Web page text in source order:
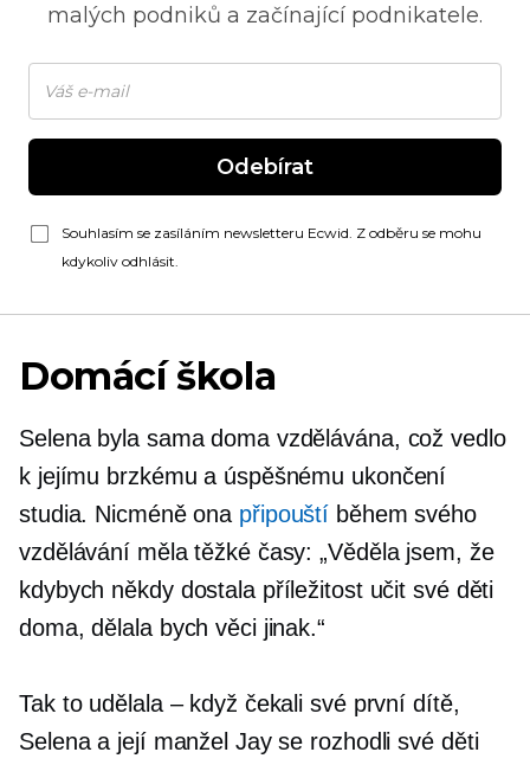
malých podniků a začínající podnikatele.
Odebírat
Souhlasím se zasíláním newsletteru Ecwid. Z odběru se mohu
kdykoliv odhlásit.
Domácí škola
Selena byla sama doma vzdělávána, což vedlo
k jejímu brzkému a úspěšnému ukončení
studia. Nicméně ona připouští během svého
vzdělávání měla těžké časy: „Věděla jsem, že
kdybych někdy dostala příležitost učit své děti
doma, dělala bych věci jinak.“
Tak to udělala – když čekali své první dítě,
Selena a její manžel Jay se rozhodli své děti